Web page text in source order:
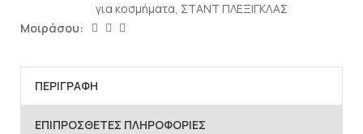
για κοσμήματα, ΣΤΑΝΤ ΠΛΕΞΙΓΚΛΑΣ
Μοιράσου:
ΠΕΡΙΓΡΑΦΉ
ΕΠΙΠΡΌΣΘΕΤΕΣ ΠΛΗΡΟΦΟΡΊΕΣ